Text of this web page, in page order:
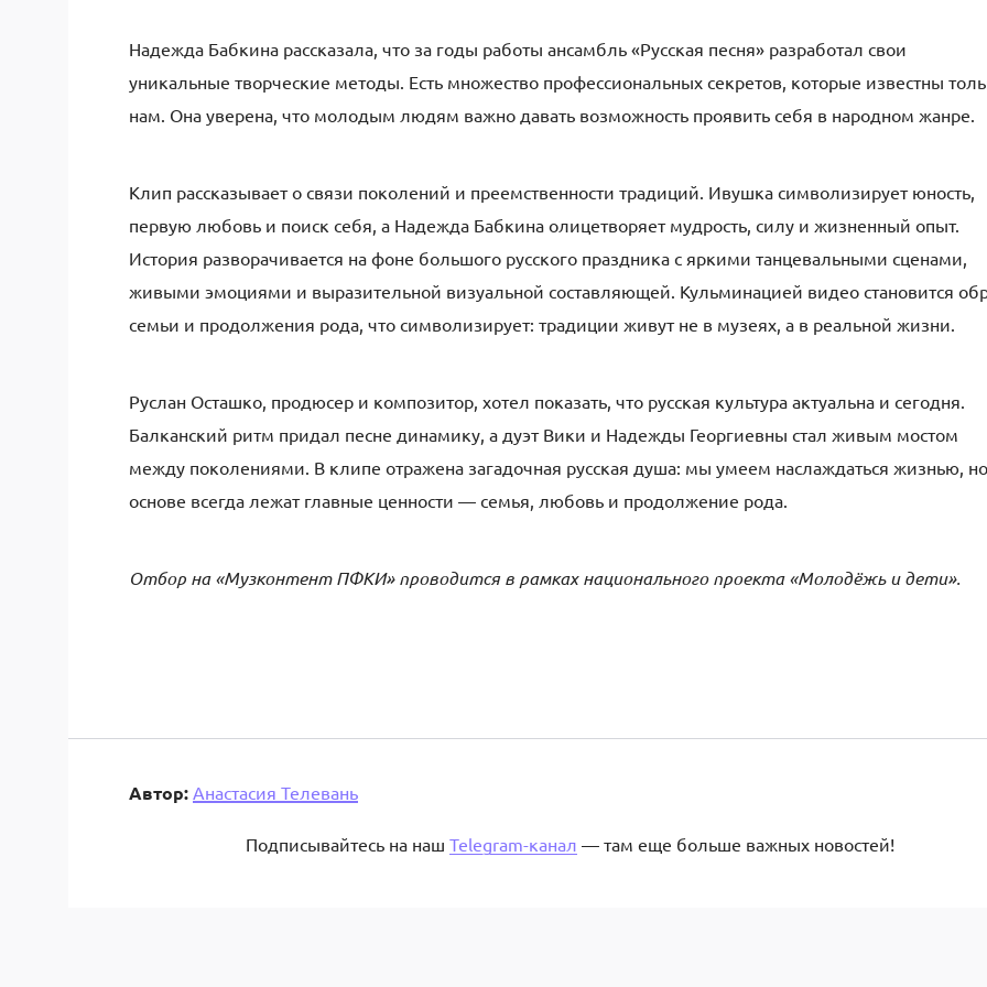
Надежда Бабкина рассказала, что за годы работы ансамбль «Русская песня» разработал свои
уникальные творческие методы. Есть множество профессиональных секретов, которые известны
нам. Она уверена, что молодым людям важно давать возможность проявить себя в народном жанре.
Клип рассказывает о связи поколений и преемственности традиций. Ивушка символизирует юность,
первую любовь и поиск себя, а Надежда Бабкина олицетворяет мудрость, силу и жизненный опыт.
История разворачивается на фоне большого русского праздника с яркими танцевальными сценами,
живыми эмоциями и выразительной визуальной составляющей. Кульминацией видео становится
семьи и продолжения рода, что символизирует: традиции живут не в музеях, а в реальной жизни.
Руслан Осташко, продюсер и композитор, хотел показать, что русская культура актуальна и сегодня.
Балканский ритм придал песне динамику, а дуэт Вики и Надежды Георгиевны стал живым мостом
между поколениями. В клипе отражена загадочная русская душа: мы умеем наслаждаться жизнью,
основе всегда лежат главные ценности — семья, любовь и продолжение рода.
Отбор на «Музконтент ПФКИ» проводится в рамках национального проекта «Молодёжь и дети».
Автор: Анастасия Телевань
Подписывайтесь на наш Telegram-канал — там еще больше важных новостей!